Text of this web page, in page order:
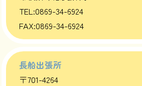
TEL:0869-34-6924
FAX:0869-34-6924
長船出張所
〒701-4264